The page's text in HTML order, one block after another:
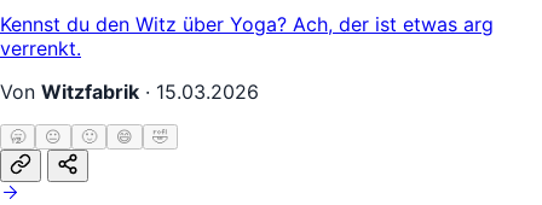
Kennst du den Witz über Yoga? Ach, der ist etwas arg
verrenkt.
Von Witzfabrik · 15.03.2026
🥱 😐 🙂 😄 🤣